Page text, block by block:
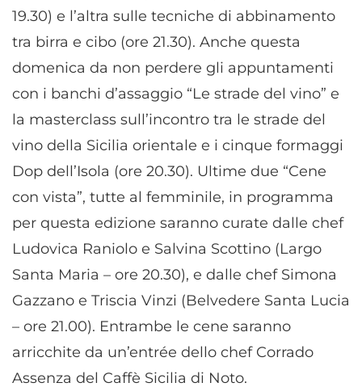
19.30) e l’altra sulle tecniche di abbinamento
tra birra e cibo (ore 21.30). Anche questa
domenica da non perdere gli appuntamenti
con i banchi d’assaggio “Le strade del vino” e
la masterclass sull’incontro tra le strade del
vino della Sicilia orientale e i cinque formaggi
Dop dell’Isola (ore 20.30). Ultime due “Cene
con vista”, tutte al femminile, in programma
per questa edizione saranno curate dalle chef
Ludovica Raniolo e Salvina Scottino (Largo
Santa Maria – ore 20.30), e dalle chef Simona
Gazzano e Triscia Vinzi (Belvedere Santa Lucia
– ore 21.00). Entrambe le cene saranno
arricchite da un’entrée dello chef Corrado
Assenza del Caffè Sicilia di Noto.